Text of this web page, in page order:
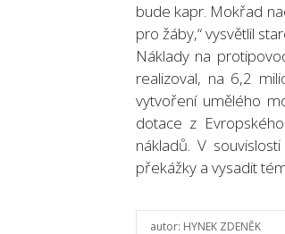
bude kapr. Mokřad
pro žáby,“ vysvětlil
Náklady na
realizoval, na 6,2
vytvoření umělého
dotace z
nákladů. V
překážky a vysadit
autor: HYNEK ZDENĚK